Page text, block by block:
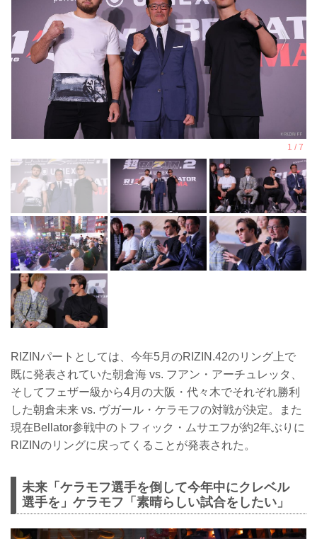
RIZINパートとしては、今年5月のRIZIN.42のリング上で
既に発表されていた朝倉海 vs. フアン・アーチュレッタ、
そしてフェザー級から4月の大阪・代々木でそれぞれ勝利
した朝倉未来 vs. ヴガール・ケラモフの対戦が決定。また
現在Bellator参戦中のトフィック・ムサエフが約2年ぶりに
RIZINのリングに戻ってくることが発表された。
未来「ケラモフ選手を倒して今年中にクレベル
選手を」ケラモフ「素晴らしい試合をしたい」